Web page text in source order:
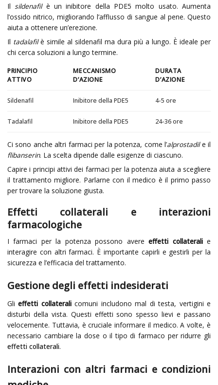
Il sildenafilè un inibitore della PDE5 molto usato. Aumenta
l’ossido nitrico, migliorando l’afflusso di sangue al pene. Questo
aiuta a ottenere un’erezione.
Il tadalafilè simile al sildenafil ma dura più a lungo. È ideale per
chi cerca soluzioni a lungo termine.
PRINCIPIO
ATTIVO
MECCANISMO
D’AZIONE
DURATA
D’AZIONE
Sildenafil Inibitore della PDE5 4-5 ore
Tadalafil Inibitore della PDE5 24-36 ore
Ci sono anche altri farmaci per la potenza, come l’alprostadile il
flibanserin. La scelta dipende dalle esigenze di ciascuno.
Capire i principi attivi dei farmaci per la potenza aiuta a scegliere
il trattamento migliore. Parlarne con il medico è il primo passo
per trovare la soluzione giusta.
Effetti collaterali e interazioni
farmacologiche
I farmaci per la potenza possono avereeffetti collateralie
interagire con altri farmaci. È importante capirli e gestirli per la
sicurezza e l’efficacia del trattamento.
Gestione degli effetti indesiderati
Glieffetti collateralicomuni includono mal di testa, vertigini e
disturbi della vista. Questi effetti sono spesso lievi e passano
velocemente. Tuttavia, è cruciale informare il medico. A volte, è
necessario cambiare la dose o il tipo di farmaco per ridurre gli
effetti collaterali.
Interazioni con altri farmaci e condizioni